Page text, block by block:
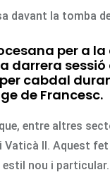
davant la tomba
per a
cabdal
de Francesc.
entre altres
II. Aquest
nou i particular.